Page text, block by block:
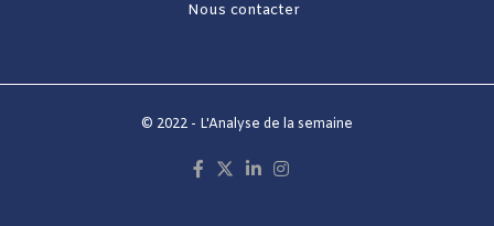
Nous contacter
© 2022 - L'Analyse de la semaine